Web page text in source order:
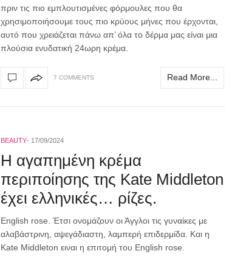
πριν τις πιο εμπλουτισμένες φόρμουλες που θα
χρησιμοποιήσουμε τους πιο κρύους μήνες που έρχονται,
αυτό που χρειάζεται πάνω απ’ όλα το δέρμα μας είναι μια
πλούσια ενυδατική 24ωρη κρέμα.
7 COMMENTS Read More...
BEAUTY 17/09/2024
Η αγαπημένη κρέμα
περιποίησης της Kate Middleton
έχει ελληνικές… ρίζες.
English rose. Έτσι ονομάζουν οι Άγγλοι τις γυναίκες με
αλαβάστρινη, αψεγάδιαστη, λαμπερή επιδερμίδα. Και η
Kate Middleton ειναι η επιτομή του English rose.